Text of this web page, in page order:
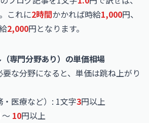
これに2時間かかれば時給1,000円、
2,000円となります。
専門分野あり）の単価相場
な分野になると、単価は跳ね上がり
医療など）: 1文字3円以上
10円以上